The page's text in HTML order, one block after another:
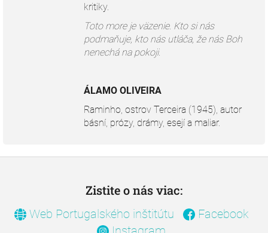
kritiky.
Toto more je väzenie. Kto si nás
podmaňuje, kto nás utláča, že nás Boh
nenechá na pokoji.
ÁLAMO OLIVEIRA
Raminho, ostrov Terceira (1945), autor
básní, prózy, drámy, esejí a maliar.
Zistite o nás viac:
Web Portugalského inštitútu
Facebook